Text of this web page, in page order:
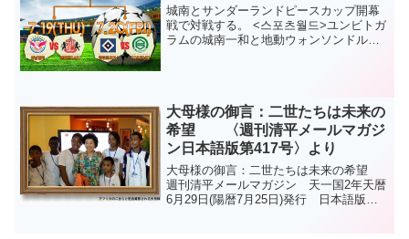
城南とサンダーランドピースカップ開幕
戦で対戦する。 <스포츠월드>ユンビトガ
ラムの城南一和と地動ウォンソンドルレ
大母様の御言：二世たちは未来の
希望 〈週刊清平メールマガジ
ン日本語版第417号〉より
大母様の御言：二世たちは未来の希望
週刊清平メールマガジン 天一国2年天暦
6月29日(陽暦7月25日)発行 日本語版第